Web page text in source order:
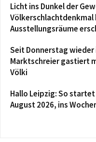
Licht ins Dunkel der
Völkerschlachtdenkmal
Ausstellungsräume
Seit Donnerstag wieder
Marktschreier gastiert
Völki
Hallo Leipzig: So
August 2026, ins